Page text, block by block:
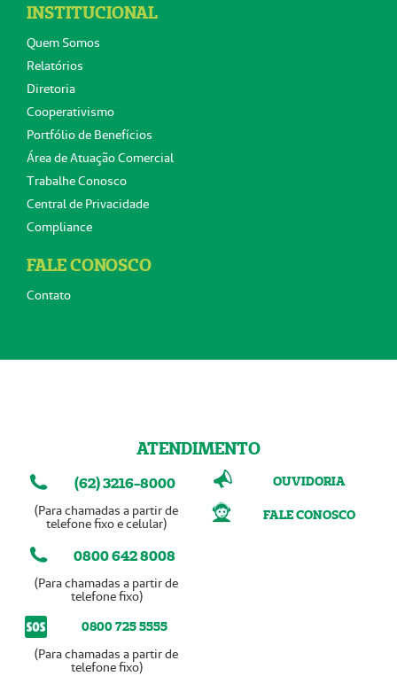
INSTITUCIONAL
Quem Somos
Relatórios
Diretoria
Cooperativismo
Portfólio de Benefícios
Área de Atuação Comercial
Trabalhe Conosco
Central de Privacidade
Compliance
FALE CONOSCO
Contato
ATENDIMENTO
(62) 3216-8000
(Para chamadas a partir de
telefone fixo e celular)
0800 642 8008
(Para chamadas a partir de
telefone fixo)
0800 725 5555
(Para chamadas a partir de
telefone fixo)
OUVIDORIA
FALE CONOSCO